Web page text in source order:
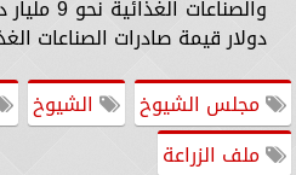
دولار قيمة صادرات الصناعات
مجلس الشيوخ
الشيوخ
ملف الزراعة